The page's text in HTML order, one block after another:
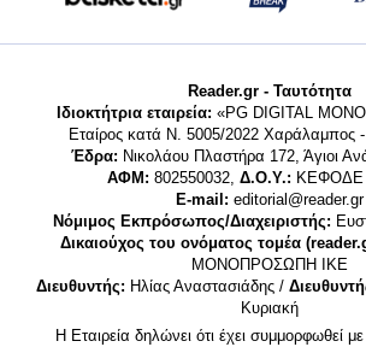
Reader.gr - Ταυτότητα
Ιδιοκτήτρια εταιρεία: «PG DIGITAL
Εταίρος κατά Ν. 5005/2022 Χαράλαμπος
Έδρα: Νικολάου Πλαστήρα 172, Άγιοι
ΑΦΜ: 802550032, Δ.Ο.Υ.: ΚΕΦΟΔΕ
E-mail: editorial@reader.gr
Νόμιμος Εκπρόσωπος/Διαχειριστής:
Δικαιούχος του ονόματος τομέα
MONΟΠΡΟΣΩΠΗ ΙΚΕ
Διευθυντής: Ηλίας Αναστασιάδης /
Κυριακή
Η Εταιρεία δηλώνει ότι έχει συμμορφωθεί